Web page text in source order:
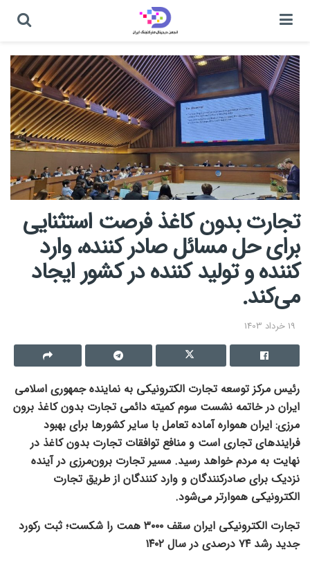
تجارت بدون کاغذ فرصت استثنایی
برای حل مسائل صادر کننده، وارد
کننده و تولید کننده در کشور ایجاد
می‌کند.
19 خرداد 1403
رئیس مرکز توسعه تجارت الکترونیکی به نماینده جمهوری اسلامی
ایران در خاتمه نشست سوم کمیته دائمی تجارت بدون کاغذ برون
مرزی: ایران همواره آماده تعامل با سایر کشورها برای بهبود
فرایندهای تجاری است و منافع توافقات تجارت بدون کاغذ در
نهایت به مردم خواهد رسید. مسیر تجارت برون‌مرزی در آینده
نزدیک برای صادرکنندگان و وارد کنندگان از طریق تجارت
الکترونیکی هموارتر می‌شود.
تجارت الکترونیکی ایران سقف ۳۰۰۰ همت را شکست؛ ثبت رکورد
جدید رشد ۷۴ درصدی در سال ۱۴۰۲